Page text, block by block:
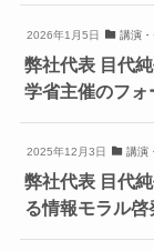
2026年1月5日 講演
弊社代表 目代
学省主催のフォ
2025年12月3日 講演
弊社代表 目代
る情報モラル啓